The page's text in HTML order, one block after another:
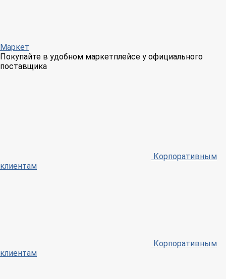
Маркет
Покупайте в удобном маркетплейсе у официального
поставщика
Корпоративным
клиентам
Корпоративным
клиентам